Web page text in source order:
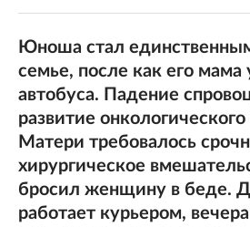
Юноша стал
семье, после как его мама
автобуса. Падение
развитие
Матери требовалось
хирургическое
бросил женщину в беде.
работает курьером,